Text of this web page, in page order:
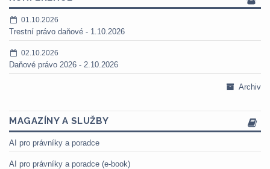
01.10.2026
Trestní právo daňové - 1.10.2026
02.10.2026
Daňové právo 2026 - 2.10.2026
Archiv
MAGAZÍNY A SLUŽBY
AI pro právníky a poradce
AI pro právníky a poradce (e-book)